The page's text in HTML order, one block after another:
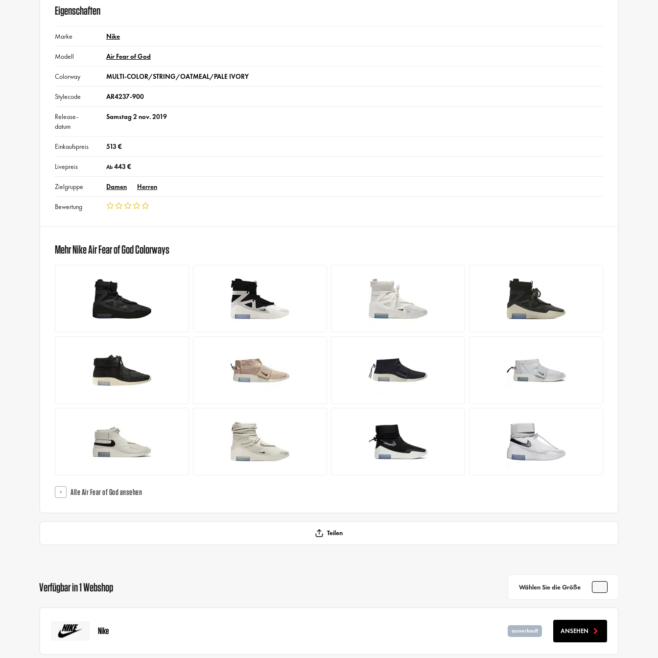
Eigenschaften
Marke Nike
Modell Air Fear of God
Colorway MULTI-COLOR/STRING/OATMEAL/PALE IVORY
Stylecode AR4237-900
Release-
datum
Samstag 2 nov. 2019
Einkaufspreis 513 €
Livepreis Ab443 €
Zielgruppe Damen Herren
Bewertung
Mehr Nike Air Fear of God Colorways
Alle Air Fear of God ansehen
Teilen
Verfügbar in 1 Webshop Wählen Sie die Größe
Nike ausverkauft ANSEHEN